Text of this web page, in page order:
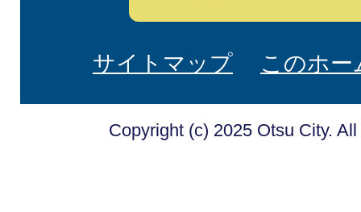
サイトマップ このホ
Copyright (c) 2025 Otsu City.